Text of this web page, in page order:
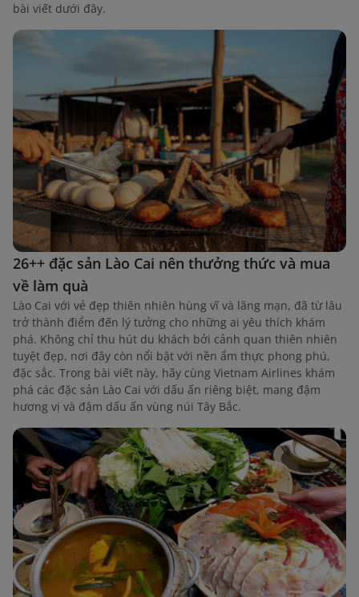
bài viết dưới đây.
26++ đặc sản Lào Cai nên thưởng thức và mua
về làm quà
Lào Cai với vẻ đẹp thiên nhiên hùng vĩ và lãng mạn, đã từ lâu
trở thành điểm đến lý tưởng cho những ai yêu thích khám
phá. Không chỉ thu hút du khách bởi cảnh quan thiên nhiên
tuyệt đẹp, nơi đây còn nổi bật với nền ẩm thực phong phú,
đặc sắc. Trong bài viết này, hãy cùng Vietnam Airlines khám
phá các đặc sản Lào Cai với dấu ấn riêng biệt, mang đậm
hương vị và đậm dấu ấn vùng núi Tây Bắc.